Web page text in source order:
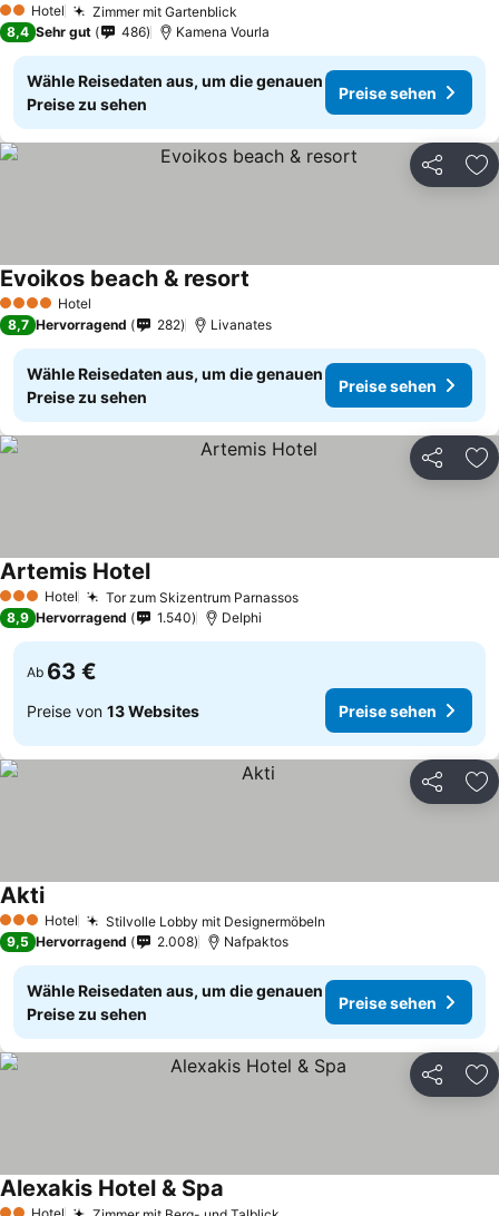
2 Sterne
Hotel Zimmer mit Gartenblick
8,4 Sehr gut 486 Kamena Vourla
Wähle Reisedaten aus, um die genauen
Preise zu sehen
Preise sehen
Teilen
4 Sterne Hotel
Evoikos beach & resort
8,7 Hervorragend 282 Livanates
Wähle Reisedaten aus, um die genauen
Preise zu sehen
Preise sehen
Teilen
3 SterneHotel Tor zum Skizentrum Parnassos
Artemis Hotel
8,9 Hervorragend 1.540 Delphi
Ab 63 €
Preise von 13 Websites Preise sehen
Teilen
3 SterneHotel Stilvolle Lobby mit Designermöbeln
Akti
9,5 Hervorragend 2.008 Nafpaktos
Wähle Reisedaten aus, um die genauen
Preise zu sehen
Preise sehen
Teilen
Hotel
Alexakis Hotel & Spa